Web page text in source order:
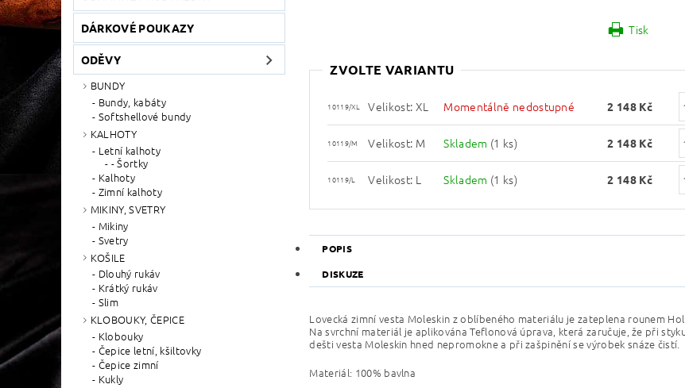
DÁRKOVÉ POUKAZY
ODĚVY
BUNDY
Bundy, kabáty
Softshellové bundy
KALHOTY
Letní kalhoty
- Šortky
Kalhoty
Zimní kalhoty
MIKINY, SVETRY
Mikiny
Svetry
KOŠILE
Dlouhý rukáv
Krátký rukáv
Slim
KLOBOUKY, ČEPICE
Klobouky
Čepice letní, kšiltovky
Čepice zimní
Kukly
Tisk
ZVOLTE VARIANTU
10119/XL Velikost: XL Momentálně nedostupné 2 148 Kč
10119/M Velikost: M Skladem (1 ks) 2 148 Kč
10119/L Velikost: L Skladem (1 ks) 2 148 Kč
POPIS
DISKUZE
Lovecká zimní vesta Moleskin z oblíbeného materiálu je zateplena rounem
Na svrchní materiál je aplikována Teflonová úprava, která zaručuje, že při
deštivesta Moleskin hned nepromokne a při zašpinění se výrobek snáze čistí.
Materiál: 100% bavlna